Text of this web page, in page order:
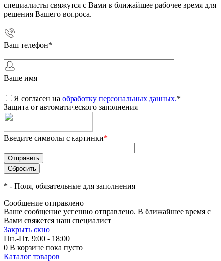
специалисты свяжутся с Вами в ближайшее рабочее время для
решения Вашего вопроса.
Ваш телефон*
Ваше имя
Я согласен на обработку персональных данных.*
Защита от автоматического заполнения
Введите символы с картинки*
* - Поля, обязательные для заполнения
Сообщение отправлено
Ваше сообщение успешно отправлено. В ближайшее время с
Вами свяжется наш специалист
Закрыть окно
Пн.-Пт. 9:00 - 18:00
0 В корзине пока пусто
Каталог товаров